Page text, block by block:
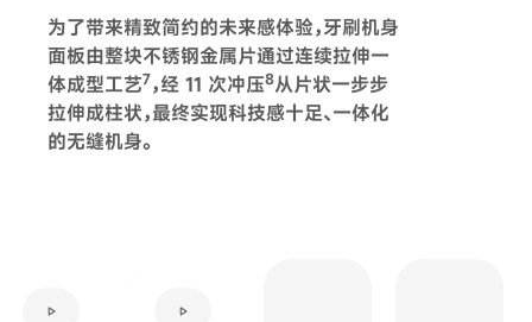
为了带来精致简约的未来感体验，牙刷机身
面板由整块不锈钢金属片通过连续拉伸一
体成型工艺7，经 11 次冲压8从片状一步步
拉伸成柱状，最终实现科技感十足、一体化
的无缝机身。
play_arrow